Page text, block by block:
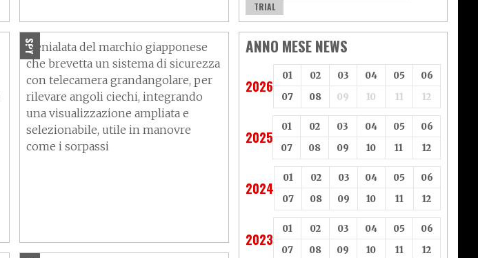
TRIAL
SPY
che copre l’angolo cieco
Genialata del marchio giapponese
che brevetta un sistema di sicurezza
con telecamera grandangolare, per
rilevare angoli ciechi, integrando
una visualizzazione ampliata e
selezionabile, utile in manovre
come i sorpassi
ANNO MESE NEWS
2026
01 02 03 04 05
06
07
08 09 10 11 12
2025
01 02 03 04 05
06
07
08 09 10 11 12
2024
01 02 03 04 05
06
07
08 09 10 11 12
2023
01 02 03 04 05
06
07
08 09 10 11 12
miglio e le famiglie